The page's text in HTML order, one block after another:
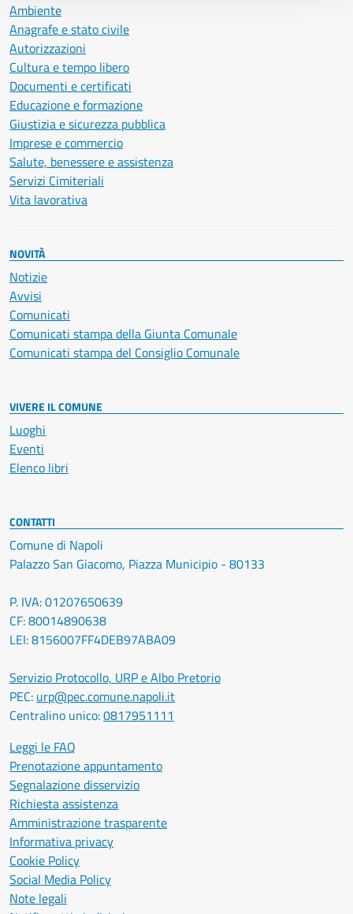
Ambiente
Anagrafe e stato civile
Autorizzazioni
Cultura e tempo libero
Documenti e certificati
Educazione e formazione
Giustizia e sicurezza pubblica
Imprese e commercio
Salute, benessere e assistenza
Servizi Cimiteriali
Vita lavorativa
NOVITÀ
Notizie
Avvisi
Comunicati
Comunicati stampa della Giunta Comunale
Comunicati stampa del Consiglio Comunale
VIVERE IL COMUNE
Luoghi
Eventi
Elenco libri
CONTATTI
Comune di Napoli
Palazzo San Giacomo, Piazza Municipio - 80133
P. IVA: 01207650639
CF: 80014890638
LEI: 8156007FF4DEB97ABA09
Servizio Protocollo, URP e Albo Pretorio
PEC: urp@pec.comune.napoli.it
Centralino unico:0817951111
Leggi le FAQ
Prenotazione appuntamento
Segnalazione disservizio
Richiesta assistenza
Amministrazione trasparente
Informativa privacy
Cookie Policy
Social Media Policy
Note legali